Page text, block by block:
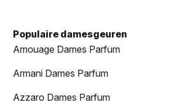
Populaire damesgeuren
Amouage Dames Parfum
Armani Dames Parfum
Azzaro Dames Parfum